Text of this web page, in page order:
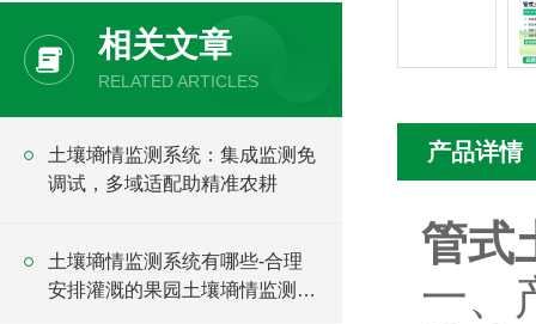
相关文章
RELATED ARTICLES
土壤墒情监测系统：集成监测免
调试，多域适配助精准农耕
土壤墒情监测系统有哪些-合理
安排灌溉的果园土壤墒情监测站
产品详情
管式
一、